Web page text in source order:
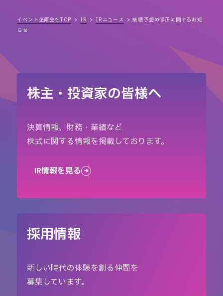
イベント企画会社TOP IR IRニュース
業績予想の修正に関するお知
らせ
株主・投資家の皆様へ
決算情報、財務・業績など
株式に関する情報を掲載しております。
IR情報を見る
採用情報
新しい時代の体験を創る仲間を
募集しています。